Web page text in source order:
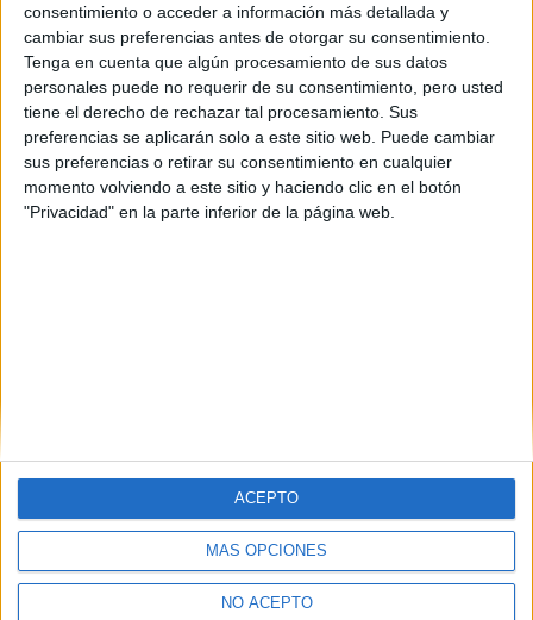
consentimiento o acceder a información más detallada y
cambiar sus preferencias antes de otorgar su consentimiento.
Tenga en cuenta que algún procesamiento de sus datos
personales puede no requerir de su consentimiento, pero usted
tiene el derecho de rechazar tal procesamiento. Sus
preferencias se aplicarán solo a este sitio web. Puede cambiar
sus preferencias o retirar su consentimiento en cualquier
momento volviendo a este sitio y haciendo clic en el botón
"Privacidad" en la parte inferior de la página web.
MÁS OPCIONES
NO ACEPTO
ACEPTO
Vídeo de presentación de la Facultad de Comunicación y
Documentación de la Universidad de Granada elaborado por
estudiantes de la Licenciatura en Comunicación Audiovisual de la
promoción 2009-2010.
Ver programación por canales
Carreras
Quiénes somos|Contactar|Anúnciate
Politica de privacidad|Condiciones generales